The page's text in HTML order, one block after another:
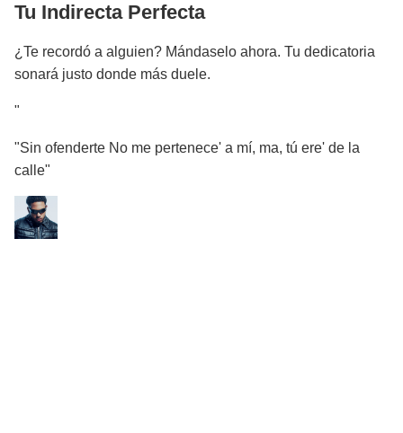
Tu Indirecta Perfecta
¿Te recordó a alguien? Mándaselo ahora. Tu dedicatoria
sonará justo donde más duele.
"
"Sin ofenderte No me pertenece' a mí, ma, tú ere' de la
calle"